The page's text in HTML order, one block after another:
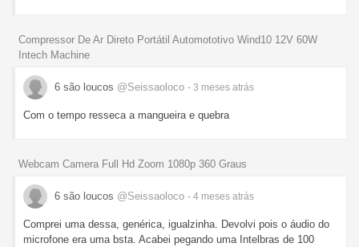
Compressor De Ar Direto Portátil Automototivo Wind10 12V 60W
Intech Machine
6 são loucos @Seissaoloco - 3 meses atrás
Com o tempo resseca a mangueira e quebra
Webcam Camera Full Hd Zoom 1080p 360 Graus
6 são loucos @Seissaoloco - 4 meses atrás
Comprei uma dessa, genérica, igualzinha. Devolvi pois o áudio do
microfone era uma bsta. Acabei pegando uma Intelbras de 100